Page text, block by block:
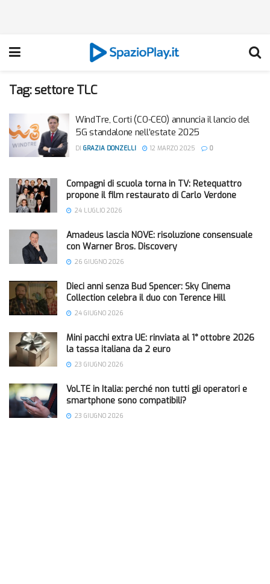
Tag:settore TLC
WindTre, Corti (CO-CEO) annuncia il lancio del
5G standalone nell’estate 2025
DI GRAZIA DONZELLI 12 MARZO 2025 0
Compagni di scuola torna in TV: Retequattro
propone il film restaurato di Carlo Verdone
24 LUGLIO 2026
Amadeus lascia NOVE: risoluzione consensuale
con Warner Bros. Discovery
26 GIUGNO 2026
Dieci anni senza Bud Spencer: Sky Cinema
Collection celebra il duo con Terence Hill
24 GIUGNO 2026
Mini pacchi extra UE: rinviata al 1° ottobre 2026
la tassa italiana da 2 euro
23 GIUGNO 2026
VoLTE in Italia: perché non tutti gli operatori e
smartphone sono compatibili?
23 GIUGNO 2026